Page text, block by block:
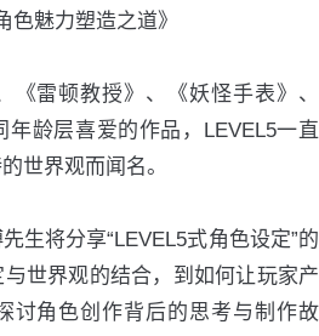
色魅力塑造之道》
《雷顿教授》、《妖怪手表》、
年龄层喜爱的作品，LEVEL5一直
世界观而闻名。
生将分享“LEVEL5式角色设定”的
世界观的结合，到如何让玩家产
讨角色创作背后的思考与制作故